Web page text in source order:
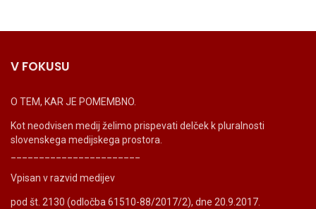
V FOKUSU
O TEM, KAR JE POMEMBNO.
Kot neodvisen medij želimo prispevati delček k pluralnosti
slovenskega medijskega prostora.
Vpisan v razvid medijev
pod št. 2130 (odločba 61510-88/2017/2), dne 20.9.2017.